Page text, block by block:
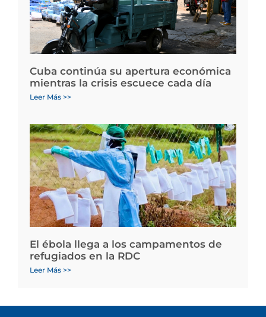
Cuba continúa su apertura económica
mientras la crisis escuece cada día
Leer Más >>
El ébola llega a los campamentos de
refugiados en la RDC
Leer Más >>